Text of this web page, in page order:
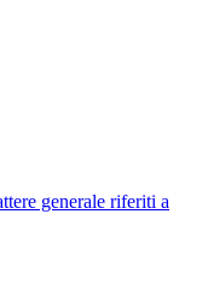
generale riferiti a